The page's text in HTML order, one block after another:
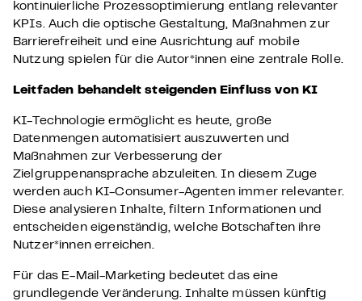
kontinuierliche Prozessoptimierung entlang relevanter
KPIs. Auch die optische Gestaltung, Maßnahmen zur
Barrierefreiheit und eine Ausrichtung auf mobile
Nutzung spielen für die Autor*innen eine zentrale Rolle.
Leitfaden behandelt steigenden Einfluss von KI
KI-Technologie ermöglicht es heute, große
Datenmengen automatisiert auszuwerten und
Maßnahmen zur Verbesserung der
Zielgruppenansprache abzuleiten. In diesem Zuge
werden auch KI-Consumer-Agenten immer relevanter.
Diese analysieren Inhalte, filtern Informationen und
entscheiden eigenständig, welche Botschaften ihre
Nutzer*innen erreichen.
Für das E-Mail-Marketing bedeutet das eine
grundlegende Veränderung. Inhalte müssen künftig